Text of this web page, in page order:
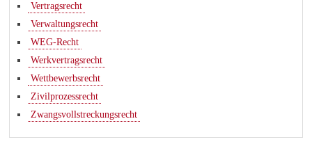
Vertragsrecht
Verwaltungsrecht
WEG-Recht
Werkvertragsrecht
Wettbewerbsrecht
Zivilprozessrecht
Zwangsvollstreckungsrecht